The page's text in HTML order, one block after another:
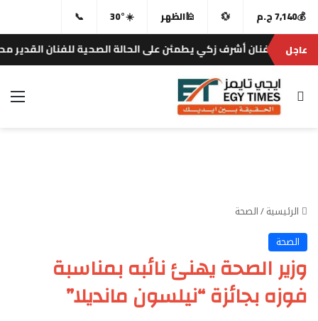
💰7,140 ج.م 💱
🕌الظهر ☀️
30°
📞
عاجلأشرف زكي يطمئن على الحالة الصحية للفنان القدير محمد إمام
بحث عن
الرئيسية/الصحة
الصحة
وزير الصحة يهنئ نائبه بمناسبة
فوزه بجائزة “نيلسون مانديلا”